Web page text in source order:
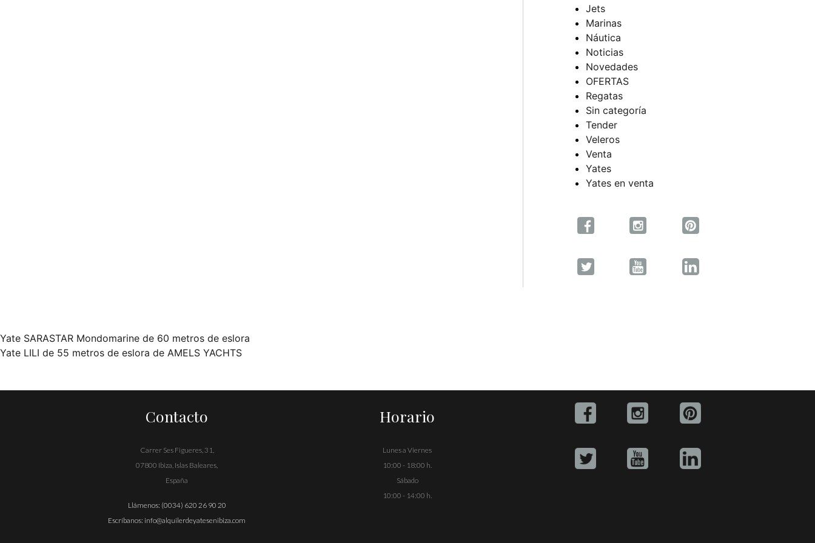
Jets
Marinas
Náutica
Noticias
Novedades
OFERTAS
Regatas
Sin categoría
Tender
Veleros
Venta
Yates
Yates en venta
Navegación
de
Yate SARASTAR Mondomarine de 60 metros de eslora
Yate LILI de 55 metros de eslora de AMELS YACHTS
Contacto
Carrer Ses Figueres, 31,
07800 Ibiza, Islas Baleares,
España
Llámenos: (0034) 620 26 90 20
Escríbanos: info@alquilerdeyatesenibiza.com
Horario
Lunes a Viernes
10:00 - 18:00 h.
Sábado
10:00 - 14:00 h.